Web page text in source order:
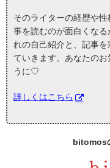
そのライターの経歴や
事を読むのが面白くな
れの自己紹介と、記事
ていきます。あなたの
うに♡
詳しくはこちら
bitomos